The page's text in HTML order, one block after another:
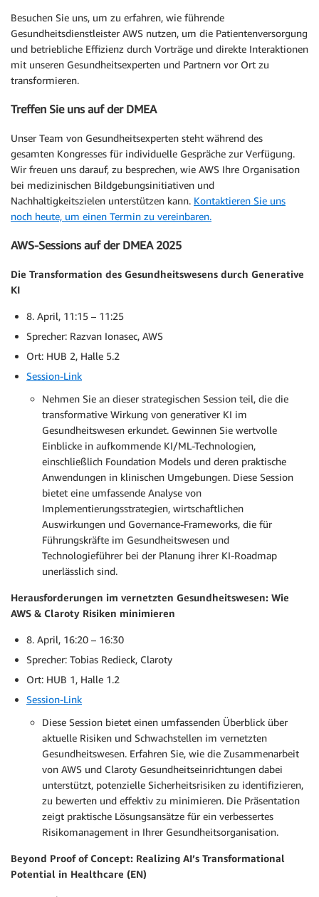
Besuchen Sie uns, um zu erfahren, wie führende
Gesundheitsdienstleister AWS nutzen, um die Patientenversorgung
und betriebliche Effizienz durch Vorträge und direkte Interaktionen
mit unseren Gesundheitsexperten und Partnern vor Ort zu
transformieren.
Treffen Sie uns auf der DMEA
Unser Team von Gesundheitsexperten steht während des
gesamten Kongresses für individuelle Gespräche zur Verfügung.
Wir freuen uns darauf, zu besprechen, wie AWS Ihre Organisation
bei medizinischen Bildgebungsinitiativen und
Nachhaltigkeitszielen unterstützen kann. Kontaktieren Sie uns
noch heute, um einen Termin zu vereinbaren.
AWS-Sessions auf der DMEA 2025
Die Transformation des Gesundheitswesens durch Generative
KI
8. April, 11:15 – 11:25
Sprecher: Razvan Ionasec, AWS
Ort: HUB 2, Halle 5.2
Session-Link
Nehmen Sie an dieser strategischen Session teil, die die
transformative Wirkung von generativer KI im
Gesundheitswesen erkundet. Gewinnen Sie wertvolle
Einblicke in aufkommende KI/ML-Technologien,
einschließlich Foundation Models und deren praktische
Anwendungen in klinischen Umgebungen. Diese Session
bietet eine umfassende Analyse von
Implementierungsstrategien, wirtschaftlichen
Auswirkungen und Governance-Frameworks, die für
Führungskräfte im Gesundheitswesen und
Technologieführer bei der Planung ihrer KI-Roadmap
unerlässlich sind.
Herausforderungen im vernetzten Gesundheitswesen: Wie
AWS & Claroty Risiken minimieren
8. April, 16:20 – 16:30
Sprecher: Tobias Redieck, Claroty
Ort: HUB 1, Halle 1.2
Session-Link
Diese Session bietet einen umfassenden Überblick über
aktuelle Risiken und Schwachstellen im vernetzten
Gesundheitswesen. Erfahren Sie, wie die Zusammenarbeit
von AWS und Claroty Gesundheitseinrichtungen dabei
unterstützt, potenzielle Sicherheitsrisiken zu identifizieren,
zu bewerten und effektiv zu minimieren. Die Präsentation
zeigt praktische Lösungsansätze für ein verbessertes
Risikomanagement in Ihrer Gesundheitsorganisation.
Beyond Proof of Concept: Realizing AI’s Transformational
Potential in Healthcare (EN)